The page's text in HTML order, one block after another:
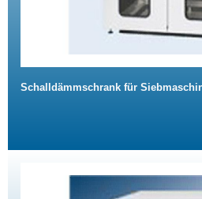
Schalldämmschrank für